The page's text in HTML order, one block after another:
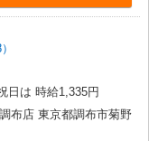
日曜・祝日は 時給1,335円
布店 東京都調布市菊野